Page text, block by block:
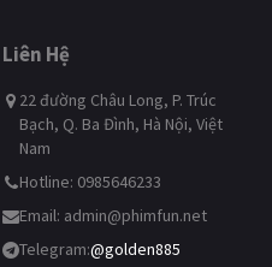
Liên Hệ
22 đường Châu Long, P. Trúc
Bạch, Q. Ba Đình, Hà Nội, Việt
Nam
Hotline: 0985646233
Email: admin@phimfun.net
Telegram:@golden885